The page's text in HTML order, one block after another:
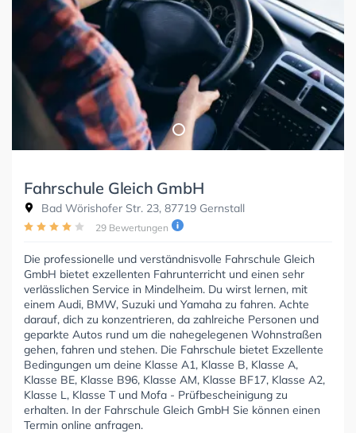
Fahrschule Gleich GmbH
Bad Wörishofer Str. 23, 87719 Gernstall
29 Bewertungen
Die professionelle und verständnisvolle Fahrschule Gleich
GmbH bietet exzellenten Fahrunterricht und einen sehr
verlässlichen Service in Mindelheim. Du wirst lernen, mit
einem Audi, BMW, Suzuki und Yamaha zu fahren. Achte
darauf, dich zu konzentrieren, da zahlreiche Personen und
geparkte Autos rund um die nahegelegenen Wohnstraßen
gehen, fahren und stehen. Die Fahrschule bietet Exzellente
Bedingungen um deine Klasse A1, Klasse B, Klasse A,
Klasse BE, Klasse B96, Klasse AM, Klasse BF17, Klasse A2,
Klasse L, Klasse T und Mofa - Prüfbescheinigung zu
erhalten. In der Fahrschule Gleich GmbH Sie können einen
Termin online anfragen.